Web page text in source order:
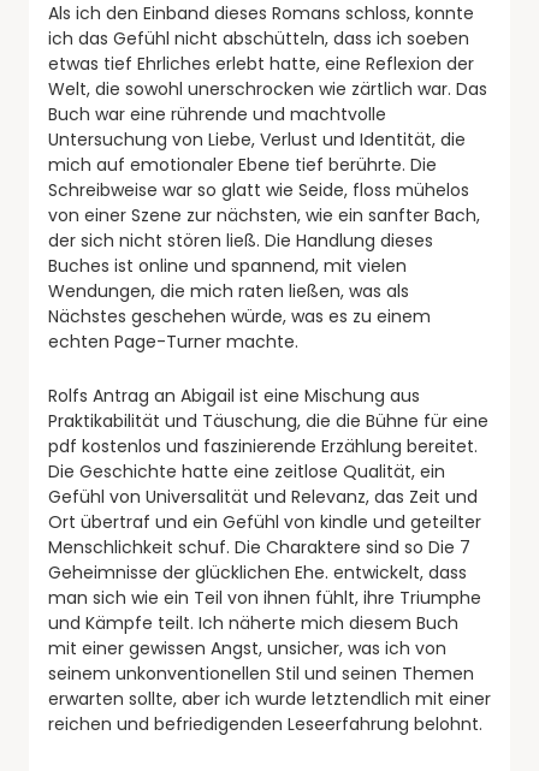
Als ich den Einband dieses Romans schloss, konnte
ich das Gefühl nicht abschütteln, dass ich soeben
etwas tief Ehrliches erlebt hatte, eine Reflexion der
Welt, die sowohl unerschrocken wie zärtlich war. Das
Buch war eine rührende und machtvolle
Untersuchung von Liebe, Verlust und Identität, die
mich auf emotionaler Ebene tief berührte. Die
Schreibweise war so glatt wie Seide, floss mühelos
von einer Szene zur nächsten, wie ein sanfter Bach,
der sich nicht stören ließ. Die Handlung dieses
Buches ist online und spannend, mit vielen
Wendungen, die mich raten ließen, was als
Nächstes geschehen würde, was es zu einem
echten Page-Turner machte.
Rolfs Antrag an Abigail ist eine Mischung aus
Praktikabilität und Täuschung, die die Bühne für eine
pdf kostenlos und faszinierende Erzählung bereitet.
Die Geschichte hatte eine zeitlose Qualität, ein
Gefühl von Universalität und Relevanz, das Zeit und
Ort übertraf und ein Gefühl von kindle und geteilter
Menschlichkeit schuf. Die Charaktere sind so Die 7
Geheimnisse der glücklichen Ehe. entwickelt, dass
man sich wie ein Teil von ihnen fühlt, ihre Triumphe
und Kämpfe teilt. Ich näherte mich diesem Buch
mit einer gewissen Angst, unsicher, was ich von
seinem unkonventionellen Stil und seinen Themen
erwarten sollte, aber ich wurde letztendlich mit einer
reichen und befriedigenden Leseerfahrung belohnt.